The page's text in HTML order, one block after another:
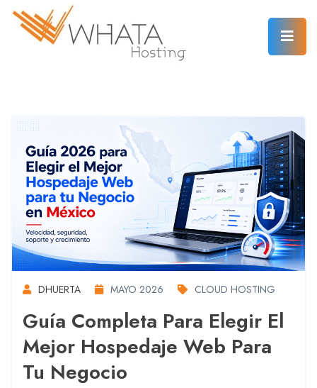
DHUERTA MAYO 2026 CLOUD HOSTING
Guía Completa Para Elegir El
Mejor Hospedaje Web Para
Tu Negocio